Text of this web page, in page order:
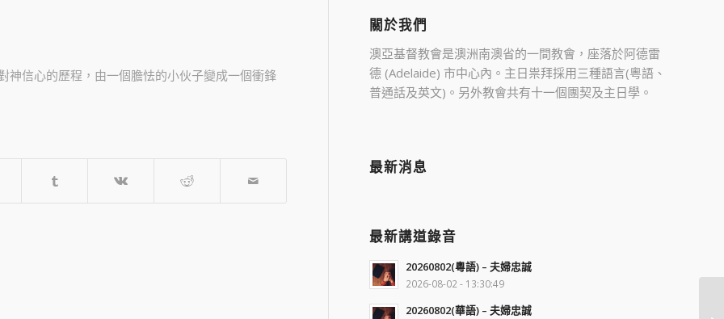
神信心的歷程，由一個膽怯的小伙子變成一個衝鋒
關於我們
澳亞基督教會是澳洲南澳省的一間教會，座落於阿德雷
德 (Adelaide) 市中心內。主日祟拜採用三種語言(粵語、
普通話及英文)。另外教會共有十一個團契及主日學。
最新消息
最新講道錄音
20260802(粵語) – 夫婦忠誠
2026-08-02 - 13:30:49
20260802(華語) – 夫婦忠誠